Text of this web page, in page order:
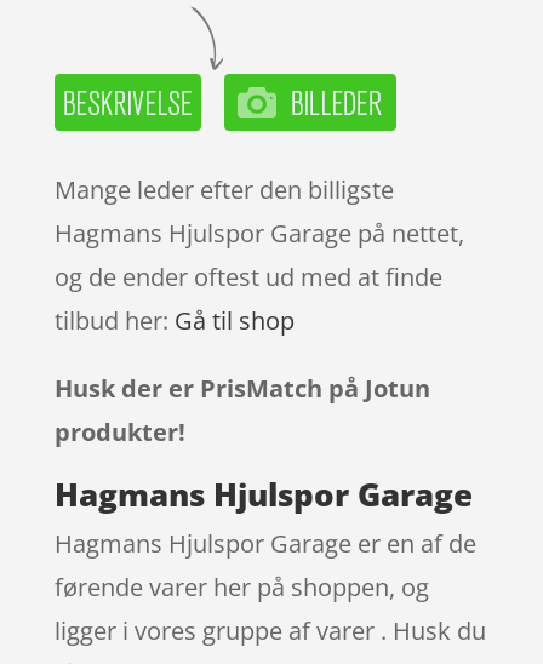
Mange leder efter den billigste
Hagmans Hjulspor Garage på nettet,
og de ender oftest ud med at finde
tilbud her: Gå til shop
Husk der er PrisMatch på Jotun
produkter!
Hagmans Hjulspor Garage
Hagmans Hjulspor Garage er en af de
førende varer her på shoppen, og
ligger i vores gruppe af varer . Husk du